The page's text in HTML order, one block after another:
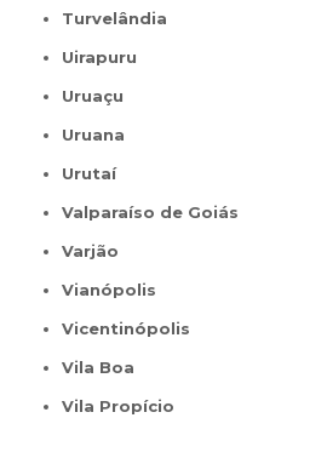
Turvelândia
Uirapuru
Uruaçu
Uruana
Urutaí
Valparaíso de Goiás
Varjão
Vianópolis
Vicentinópolis
Vila Boa
Vila Propício